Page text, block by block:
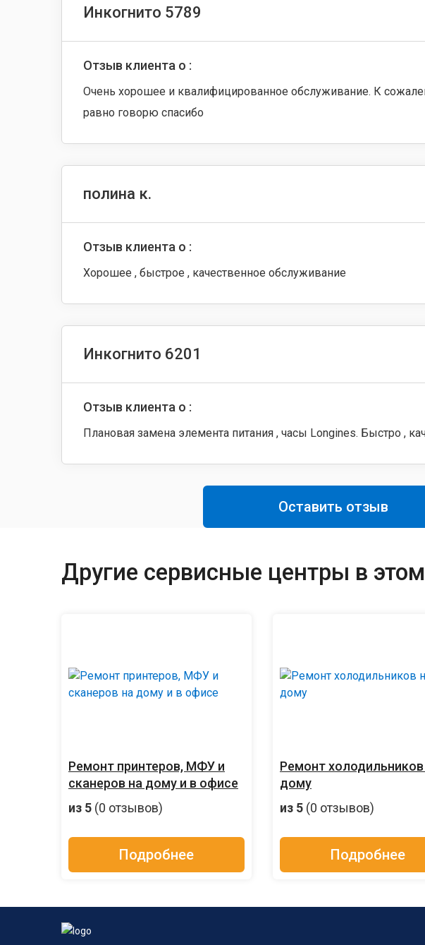
Инкогнито 5789
Отзыв клиента о :
Очень хорошее и квалифицированное обслуживание. К
равно говорю спасибо
полина к.
Отзыв клиента о :
Хорошее , быстрое , качественное обслуживание
Инкогнито 6201
Отзыв клиента о :
Плановая замена элемента питания , часы Longines. Быстро ,
Оставить отзыв
Другие сервисные центры в
Ремонт принтеров, МФУ и
сканеров на дому и в офисе
из 5 (0 отзывов)
Подробнее
Ремонт холодильников
дому
из 5 (0 отзывов)
Подробнее